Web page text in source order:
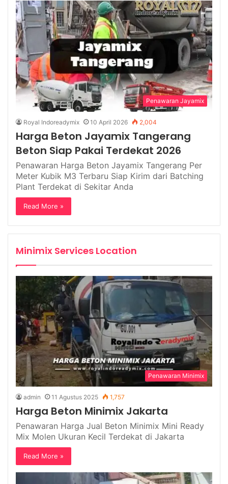
Penawaran Jayamix
Royal Indoreadymix 10 April 2026 2,004
Harga Beton Jayamix Tangerang
Beton Siap Pakai Terdekat 2026
Penawaran Harga Beton Jayamix Tangerang Per
Meter Kubik M3 Terbaru Siap Kirim dari Batching
Plant Terdekat di Sekitar Anda
Read More »
Minimix Services Location
Penawaran Minimix
admin 11 Agustus 2025 1,757
Harga Beton Minimix Jakarta
Penawaran Harga Jual Beton Minimix Mini Ready
Mix Molen Ukuran Kecil Terdekat di Jakarta
Read More »